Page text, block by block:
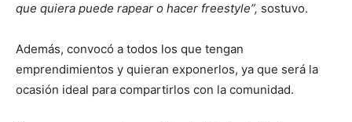
que quiera puede rapear o hacer freestyle”, sostuvo.
Además, convocó a todos los que tengan
emprendimientos y quieran exponerlos, ya que será la
ocasión ideal para compartirlos con la comunidad.